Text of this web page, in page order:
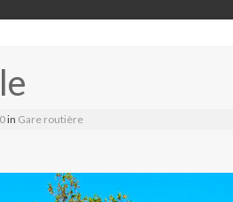
in Gare routière